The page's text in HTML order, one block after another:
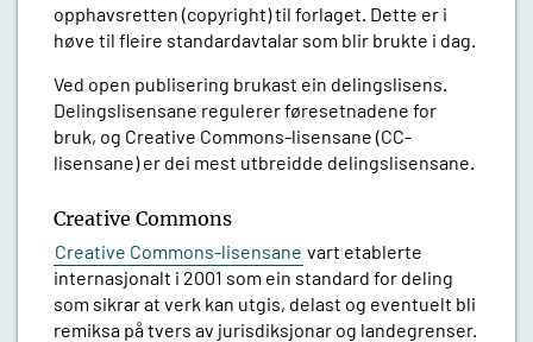
opphavsretten (copyright) til forlaget. Dette er i
høve til fleire standardavtalar som blir brukte i dag.
Ved open publisering brukast ein delingslisens.
Delingslisensane regulerer føresetnadene for
bruk, og Creative Commons-lisensane (CC-
lisensane) er dei mest utbreidde delingslisensane.
Creative Commons
Creative Commons-lisensane vart etablerte
internasjonalt i 2001 som ein standard for deling
som sikrar at verk kan utgis, delast og eventuelt bli
remiksa på tvers av jurisdiksjonar og landegrenser.